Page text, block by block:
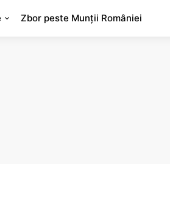
Zbor peste Munții României